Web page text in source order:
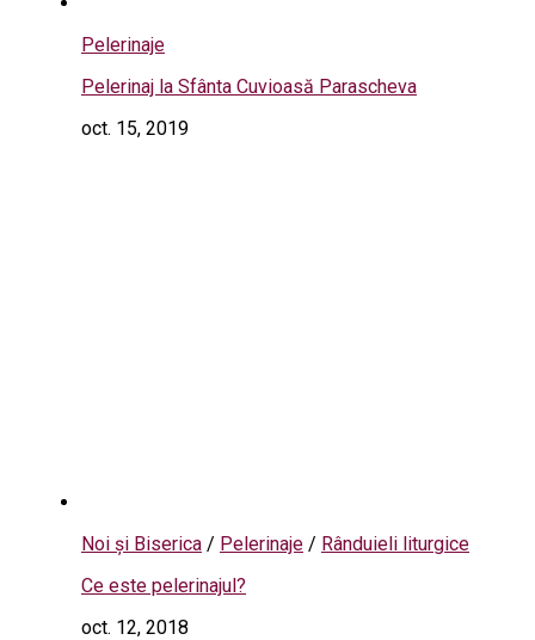
Pelerinaje
Pelerinaj la Sfânta Cuvioasă Parascheva
oct. 15, 2019
Noi și Biserica / Pelerinaje / Rânduieli liturgice
Ce este pelerinajul?
oct. 12, 2018